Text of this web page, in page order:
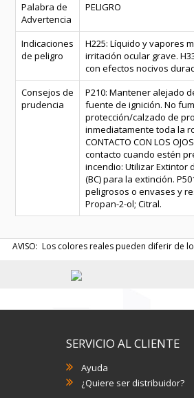
Palabra de
Advertencia
PELIGRO
Indicaciones
de peligro
H225: Líquido y vapores
irritación ocular grave.
con efectos nocivos
Consejos de
prudencia
P210: Mantener alejado
fuente de ignición. No
protección/calzado de
inmediatamente toda la
CONTACTO CON LOS
contacto cuando estén
incendio: Utilizar Extintor
(BC) para la extinción.
peligrosos o envases y
Propan-2-ol; Citral.
AVISO: Los colores reales pueden diferir de
SERVICIO AL CLIENTE
Ayuda
¿Quiere ser distribuidor?